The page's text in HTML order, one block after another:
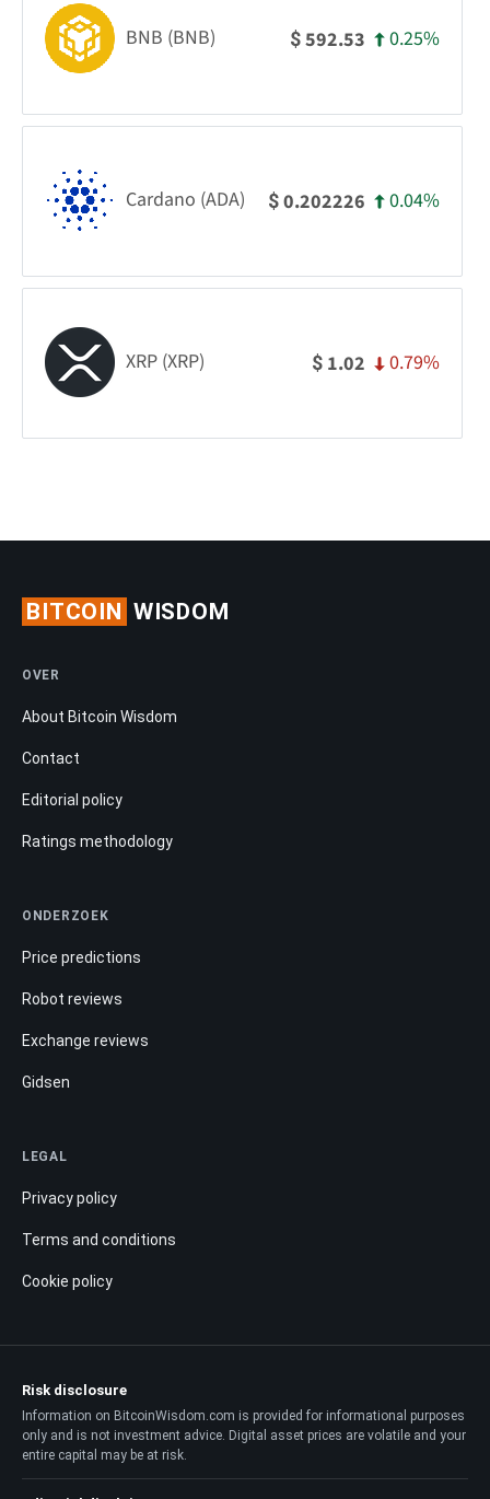
BNB (BNB) $592.53 0.25%
Cardano (ADA) $0.202226 0.04%
XRP (XRP) $ 1.02 0.79%
BITCOIN WISDOM
OVER
About Bitcoin Wisdom
Contact
Editorial policy
Ratings methodology
ONDERZOEK
Price predictions
Robot reviews
Exchange reviews
Gidsen
LEGAL
Privacy policy
Terms and conditions
Cookie policy
Risk disclosure
Information on BitcoinWisdom.com is provided for informational purposes
only and is not investment advice. Digital asset prices are volatile and your
entire capital may be at risk.